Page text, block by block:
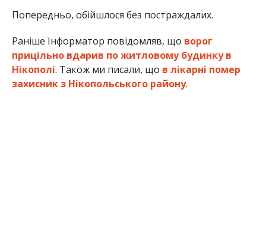
Попередньо, обійшлося без постраждалих.
Раніше Інформатор повідомляв, що ворог
прицільно вдарив по житловому будинку в
Нікополі. Також ми писали, що в лікарні помер
захисник з Нікопольського району.